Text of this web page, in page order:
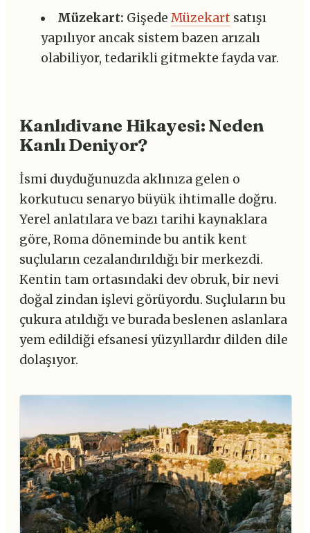
Müzekart: GişedeMüzekart satışı
yapılıyor ancak sistem bazen arızalı
olabiliyor, tedarikli gitmekte fayda var.
Kanlıdivane Hikayesi: Neden
Kanlı Deniyor?
İsmi duyduğunuzda aklınıza gelen o
korkutucu senaryo büyük ihtimalle doğru.
Yerel anlatılara ve bazı tarihi kaynaklara
göre, Roma döneminde bu antik kent
suçluların cezalandırıldığı bir merkezdi.
Kentin tam ortasındaki dev obruk, bir nevi
doğal zindan işlevi görüyordu. Suçluların bu
çukura atıldığı ve burada beslenen aslanlara
yem edildiği efsanesi yüzyıllardır dilden dile
dolaşıyor.